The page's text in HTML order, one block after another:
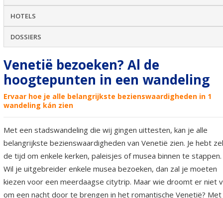
HOTELS
DOSSIERS
Venetië bezoeken? Al de
hoogtepunten in een wandeling
Ervaar hoe je alle belangrijkste bezienswaardigheden in 1
wandeling kán zien
Met een stadswandeling die wij gingen uittesten, kan je alle
belangrijkste bezienswaardigheden van Venetië zien. Je hebt
de tijd om enkele kerken, paleisjes of musea binnen te stappen.
Wil je uitgebreider enkele musea bezoeken, dan zal je moeten
kiezen voor een meerdaagse citytrip. Maar wie droomt er niet
om een nacht door te brengen in het romantische Venetië? Met